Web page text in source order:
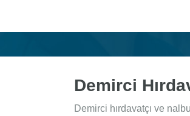
Demirci
Demirci hırdavatçı ve